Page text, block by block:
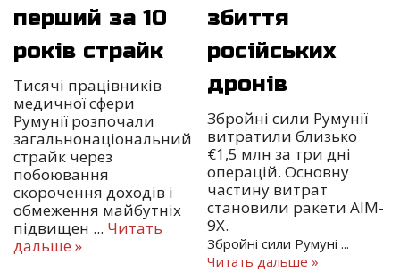
перший за 10
років страйк
Тисячі працівників
медичної сфери
Румунії розпочали
загальнонаціональний
страйк через
побоювання
скорочення доходів і
обмеження майбутніх
підвищен ... Читать
дальше »
збиття
російських
дронів
Збройні сили Румунії
витратили близько
€1,5 млн за три дні
операцій. Основну
частину витрат
становили ракети AIM-
9X.
Збройні сили Румуні...
Читать дальше »